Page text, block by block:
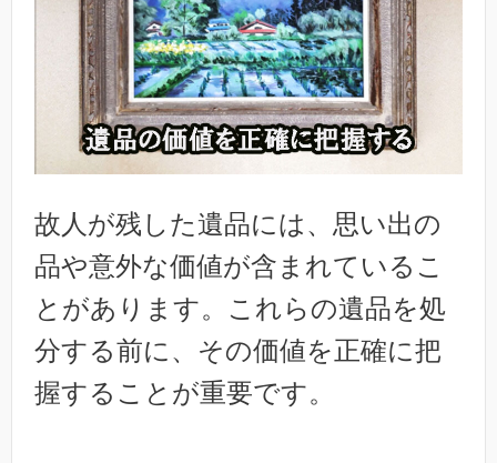
故人が残した遺品には、思い出の
品や意外な価値が含まれているこ
とがあります。これらの遺品を処
分する前に、その価値を正確に把
握することが重要です。